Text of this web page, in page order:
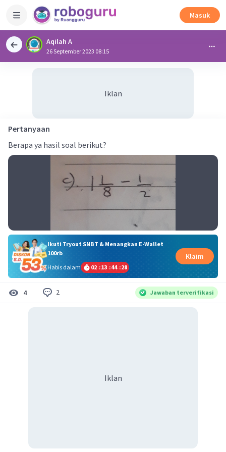
Masuk
Aqilah A
26 September 2023 08:15
Iklan
Pertanyaan
Berapa ya hasil soal berikut?
Ikuti Tryout SNBT & Menangkan E-Wallet
100rb
Habis dalam
02 :13 :44 :28
Klaim
4 2 Jawaban terverifikasi
Iklan